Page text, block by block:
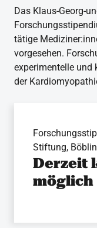
Das Klaus-Georg-
tätige
vorgesehen.
experimentelle und
der
Stiftung,
Derzeit
möglich